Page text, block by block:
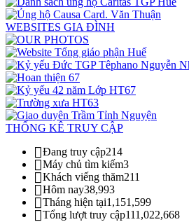
WEBSITES GIA ĐÌNH
THỐNG KÊ TRUY CẬP
Đang truy cập214
Máy chủ tìm kiếm3
Khách viếng thăm211
Hôm nay38,993
Tháng hiện tại1,151,599
Tổng lượt truy cập111,022,668